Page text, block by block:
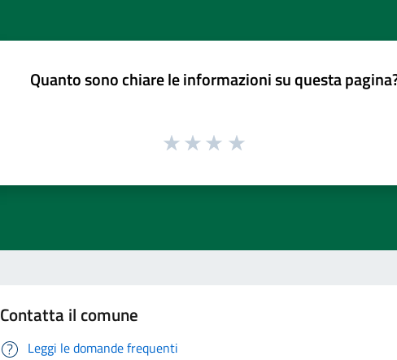
Quanto sono chiare le informazioni su questa
Contatta il comune
Leggi le domande frequenti